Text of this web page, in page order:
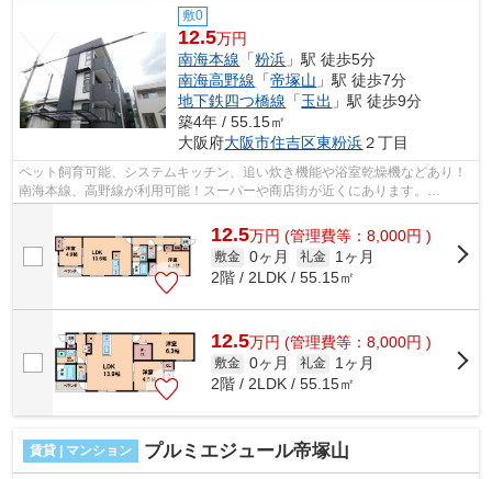
敷0
12.5万円
南海本線 「粉浜 」駅 徒歩5分
南海高野線 「帝塚山 」駅 徒歩7分
地下鉄四つ橋線 「玉出 」駅 徒歩9分
築4年 / 55.15㎡
大阪府大阪市住吉区東粉浜２丁目
ペット飼育可能、システムキッチン、追い炊き機能や浴室乾燥機などあり！
南海本線、高野線が利用可能！スーパーや商店街が近くにあります。
■□■□■□■□■□■□■□■□■□■□■□■□■□■□■□■□■□■□■...
12.5万円 (管理費等：8,000円 )
敷金 0ヶ月 礼金
1ヶ月
2階 / 2LDK / 55.15㎡
12.5万円 (管理費等：8,000円 )
敷金 0ヶ月 礼金
1ヶ月
2階 / 2LDK / 55.15㎡
賃貸 | マンション プルミエジュール帝塚山